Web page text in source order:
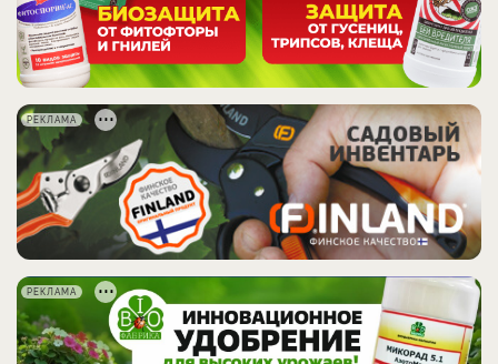
РЕКЛАМА
РЕКЛАМА